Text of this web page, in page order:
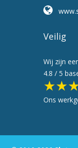
Veilig
Wij zijn
4.8 / 5
Ons